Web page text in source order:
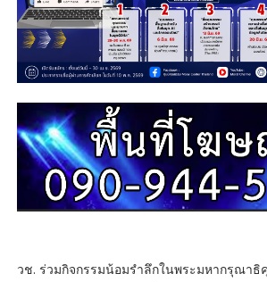
วช. ร่วมกิจกรรมน้อมรำลึกในพระมหากรุณาธิ